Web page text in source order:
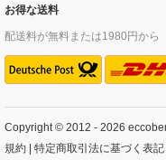
お得な送料
配送料が無料または1980円から
Copyright © 2012 - 2026
規約 | 特定商取引法に基づく表記